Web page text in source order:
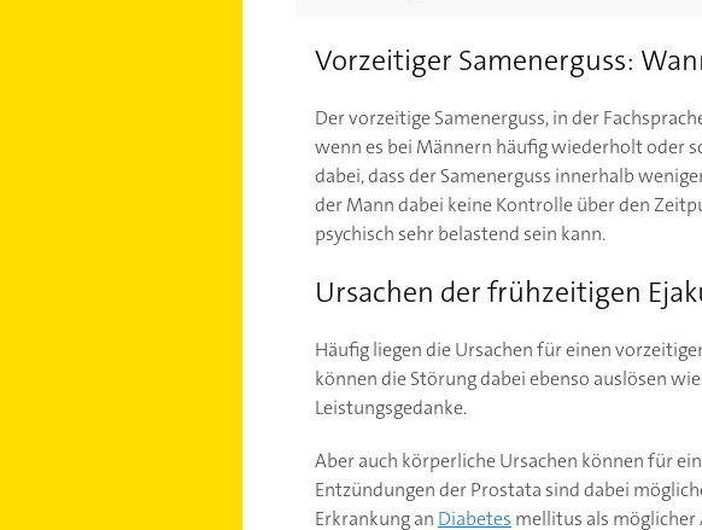
Vorzeitiger Samenerguss:
Der vorzeitige Samenerguss, in der
wenn es bei Männern häufig wiederholt oder
dabei, dass der Samenerguss innerhalb
der Mann dabei keine Kontrolle über den
psychisch sehr belastend sein kann.
Ursachen der frühzeitigen
Häufig liegen die Ursachen für einen
können die Störung dabei ebenso auslösen
Leistungsgedanke.
Aber auch körperliche Ursachen können für
Entzündungen der Prostata sind dabei
Erkrankung an Diabetes mellitus als möglicher